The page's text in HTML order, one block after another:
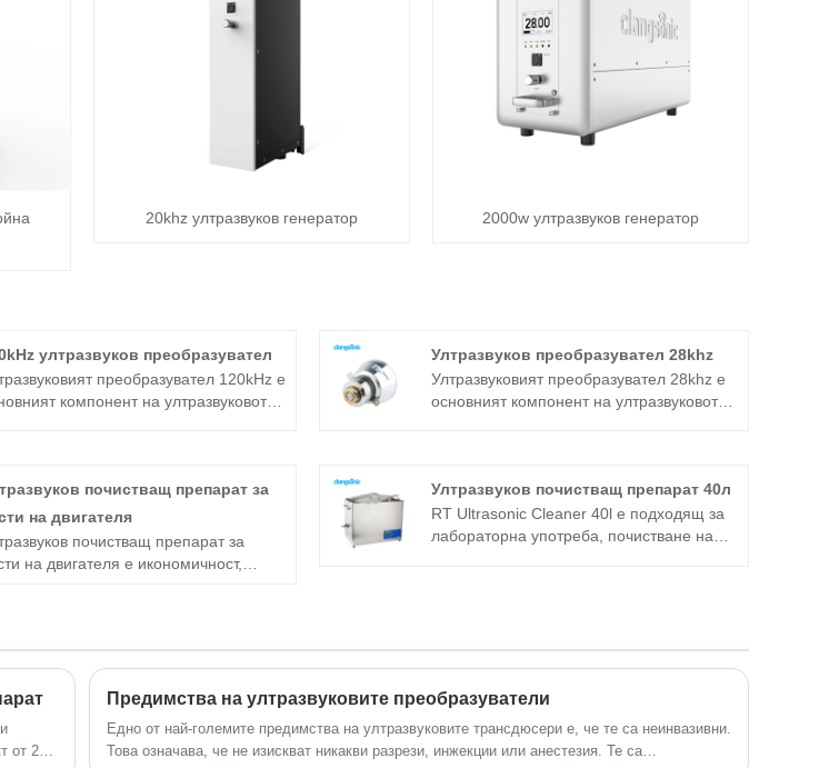
20khz ултразвуков генератор 2000w ултразвуков генератор
ултразвуков преобразувател
преобразувател 120kHz е
компонент на ултразвуковото
120kHz е често
сандвич преобразувател в
към магнитострикционната
Ултразвуков преобразувател 28khz
Ултразвуковият преобразувател 28khz е
основният компонент на ултразвуковото
преобразувател 28khz е често използван
сандвич преобразувател в допълнение
към магнитострикционната структура.
почистващ препарат за
на двигателя
почистващ препарат за
на двигателя е икономичност,
задачата за почистване.
на ултразвуков почистващ
на частите на двигателя е
на няколко стъпки, може да се
в почти всички производствени
Ултразвуков почистващ препарат 40л
RT Ultrasonic Cleaner 40l е подходящ за
лабораторна употреба, почистване на
Bridge Phase Shift и е оборудван с LCD
дисплей, таймер, нагревател и така
нататък, лесен за работа и няма нужда
от отстраняване на грешки. Той се
използва широко в метални части,
авточасти, електроника и медицинска
220
Предимства на ултразвуковите преобразуватели
Едно от най-големите предимства на ултразвуковите трансдюсери е, че те са неинвазивни.
Това означава, че не изискват никакви разрези, инжекции или анестезия. Те са